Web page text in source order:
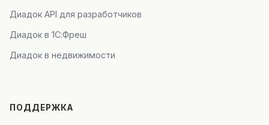
Диадок API для разработчиков
Диадок в 1С:Фреш
Диадок в недвижимости
ПОДДЕРЖКА